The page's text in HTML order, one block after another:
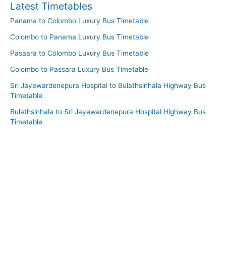
Latest Timetables
Panama to Colombo Luxury Bus Timetable
Colombo to Panama Luxury Bus Timetable
Pasaara to Colombo Luxury Bus Timetable
Colombo to Passara Luxury Bus Timetable
Sri Jayewardenepura Hospital to Bulathsinhala Highway Bus
Timetable
Bulathsinhala to Sri Jayewardenepura Hospital Highway Bus
Timetable